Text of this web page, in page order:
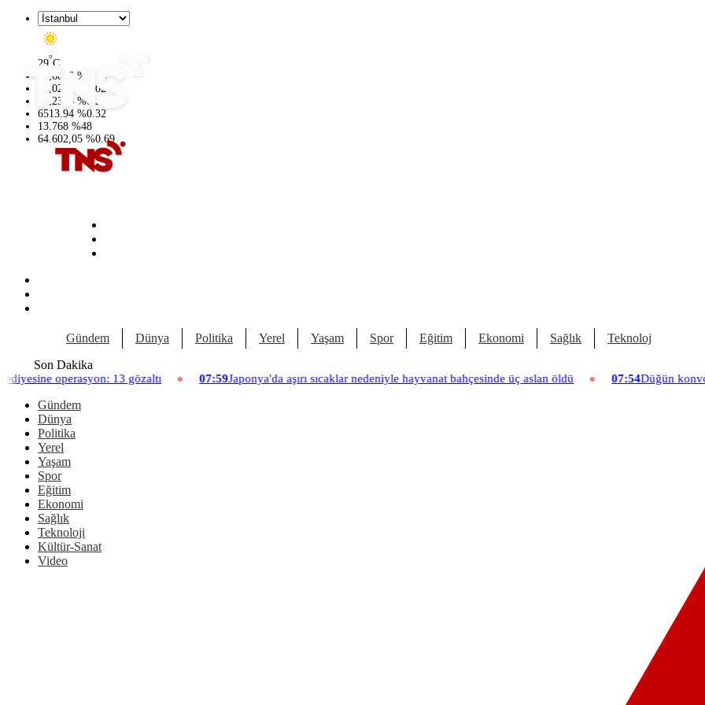
29°C
47,6006 %
0.06
55,0250
0.02
64,2398 %0.2
6513.94 %0.32
13.768 %48
64.602,05 %0.69
Gündem Dünya Politika Yerel Yaşam Spor Eğitim Ekonomi Sağlık Teknoloji
Son Dakika
gözaltı 07:59Japonya'da aşırı sıcaklar nedeniyle hayvanat bahçesinde üç aslan öldü 07:54Düğün konvoyuna ağır fatura: 540
Gündem
Dünya
Politika
Yerel
Yaşam
Spor
Eğitim
Ekonomi
Sağlık
Teknoloji
Kültür-Sanat
Video